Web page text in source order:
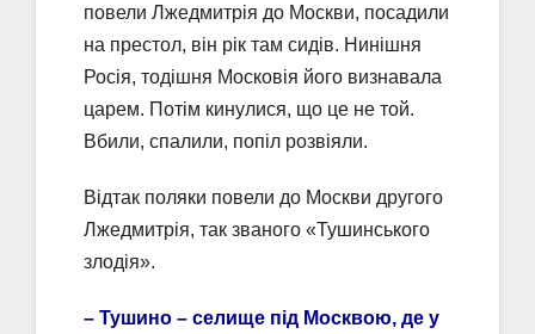
повели Лжедмитрія до Москви, посадили
на престол, він рік там сидів. Нинішня
Росія, тодішня Московія його визнавала
царем. Потім кинулися, що це не той.
Вбили, спалили, попіл розвіяли.
Відтак поляки повели до Москви другого
Лжедмитрія, так званого «Тушинського
злодія».
– Тушино – селище під Москвою, де у